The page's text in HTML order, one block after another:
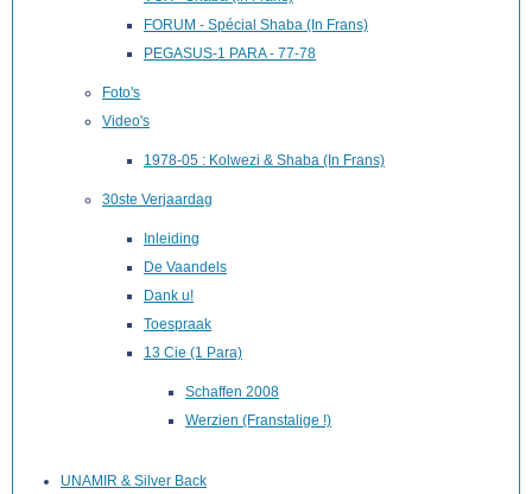
FORUM - Spécial Shaba (In Frans)
PEGASUS-1 PARA - 77-78
Foto's
Video's
1978-05 : Kolwezi & Shaba (In Frans)
30ste Verjaardag
Inleiding
De Vaandels
Dank u!
Toespraak
13 Cie (1 Para)
Schaffen 2008
Werzien (Franstalige !)
UNAMIR & Silver Back